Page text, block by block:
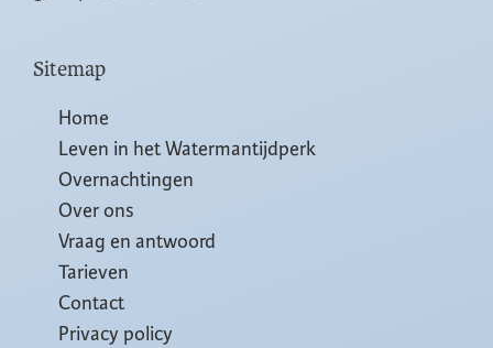
Sitemap
Home
Leven in het Watermantijdperk
Overnachtingen
Over ons
Vraag en antwoord
Tarieven
Contact
Privacy policy